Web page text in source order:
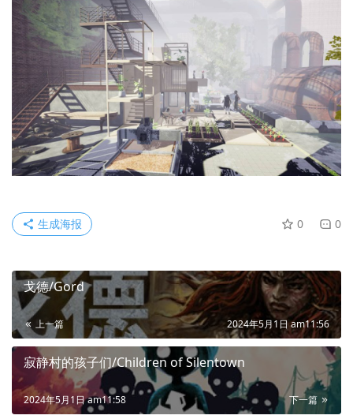
0 0
生成海报
戈德/Gord
上一篇 2024年5月1日 am11:56
寂静村的孩子们/Children of Silentown
下一篇
2024年5月1日 am11:58